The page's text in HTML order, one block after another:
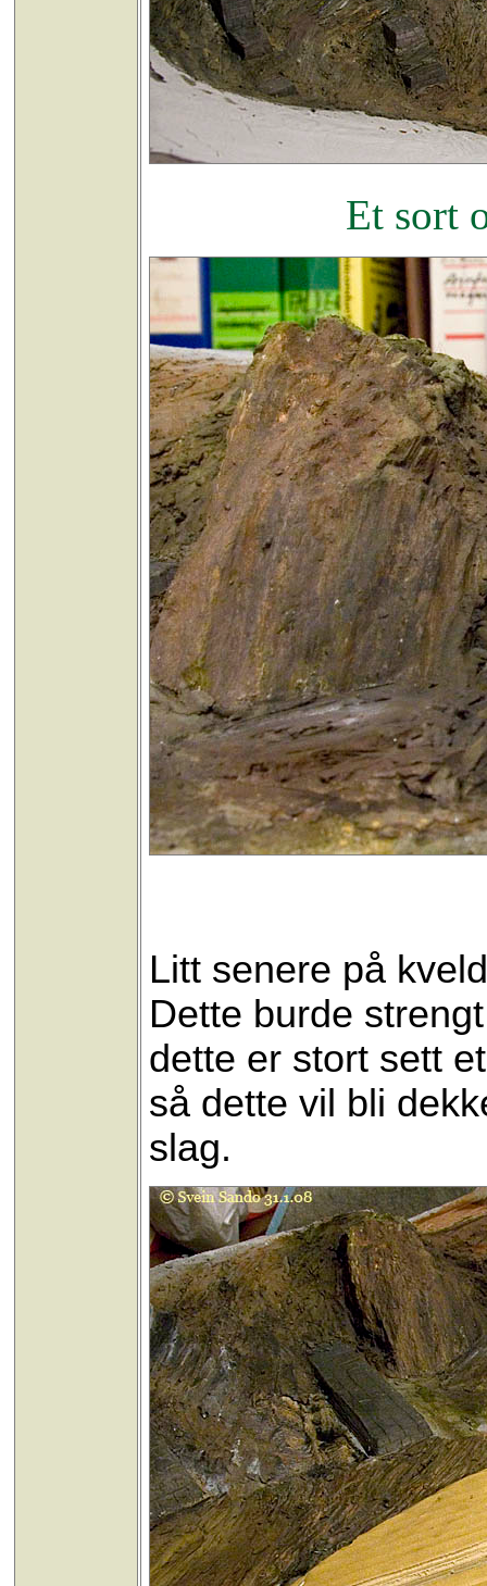
Et sort
Litt senere på
Dette burde
dette er stort sett
så dette vil bli
slag.